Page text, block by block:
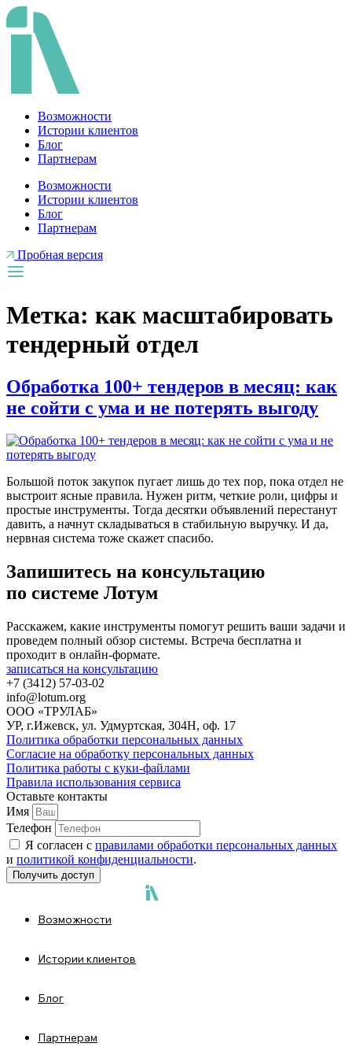
Перейти
к
содержимому
Возможности
Истории клиентов
Блог
Партнерам
Возможности
Истории клиентов
Блог
Партнерам
Пробная версия
Метка: как масштабировать
тендерный отдел
Обработка 100+ тендеров в месяц: как
не сойти с ума и не потерять выгоду
Большой поток закупок пугает лишь до тех пор, пока отдел не
выстроит ясные правила. Нужен ритм, четкие роли, цифры и
простые инструменты. Тогда десятки объявлений перестанут
давить, а начнут складываться в стабильную выручку. И да,
нервная система тоже скажет спасибо.
Запишитесь на консультацию
по системе Лотум
Расскажем, какие инструменты помогут решить ваши задачи и
проведем полный обзор системы. Встреча бесплатна и
проходит в онлайн-формате.
записаться на консультацию
+7 (3412) 57-03-02
info@lotum.org
ООО «ТРУЛАБ»
УР, г.Ижевск, ул. Удмуртская, 304Н, оф. 17
Политика обработки персональных данных
Согласие на обработку персональных данных
Политика работы с куки-файлами
Правила использования сервиса
Оставьте контакты
Имя
Телефон
Я согласен с правилами обработки персональных данных
и политикой конфиденциальности.
Получить доступ
Возможности
Истории клиентов
Блог
Партнерам